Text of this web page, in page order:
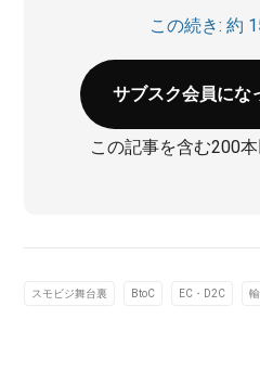
この続き: 約
サブスク会員にな
この記事を含む200
スモビジ舞台裏 BtoC EC・D2C